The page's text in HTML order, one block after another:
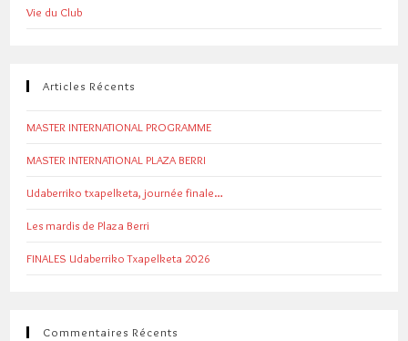
Vie du Club
Articles Récents
MASTER INTERNATIONAL PROGRAMME
MASTER INTERNATIONAL PLAZA BERRI
Udaberriko txapelketa, journée finale…
Les mardis de Plaza Berri
FINALES Udaberriko Txapelketa 2026
Commentaires Récents